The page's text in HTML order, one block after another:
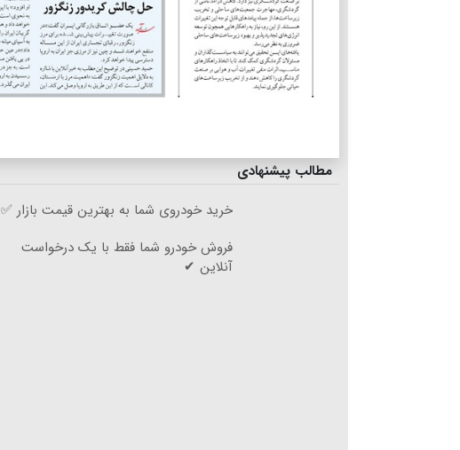
مطالب پیشنهادی
خرید خودروی شما به بهترین قیمت بازار ✅
فروش خودرو شما فقط با یک درخواست
آنلاین ✔